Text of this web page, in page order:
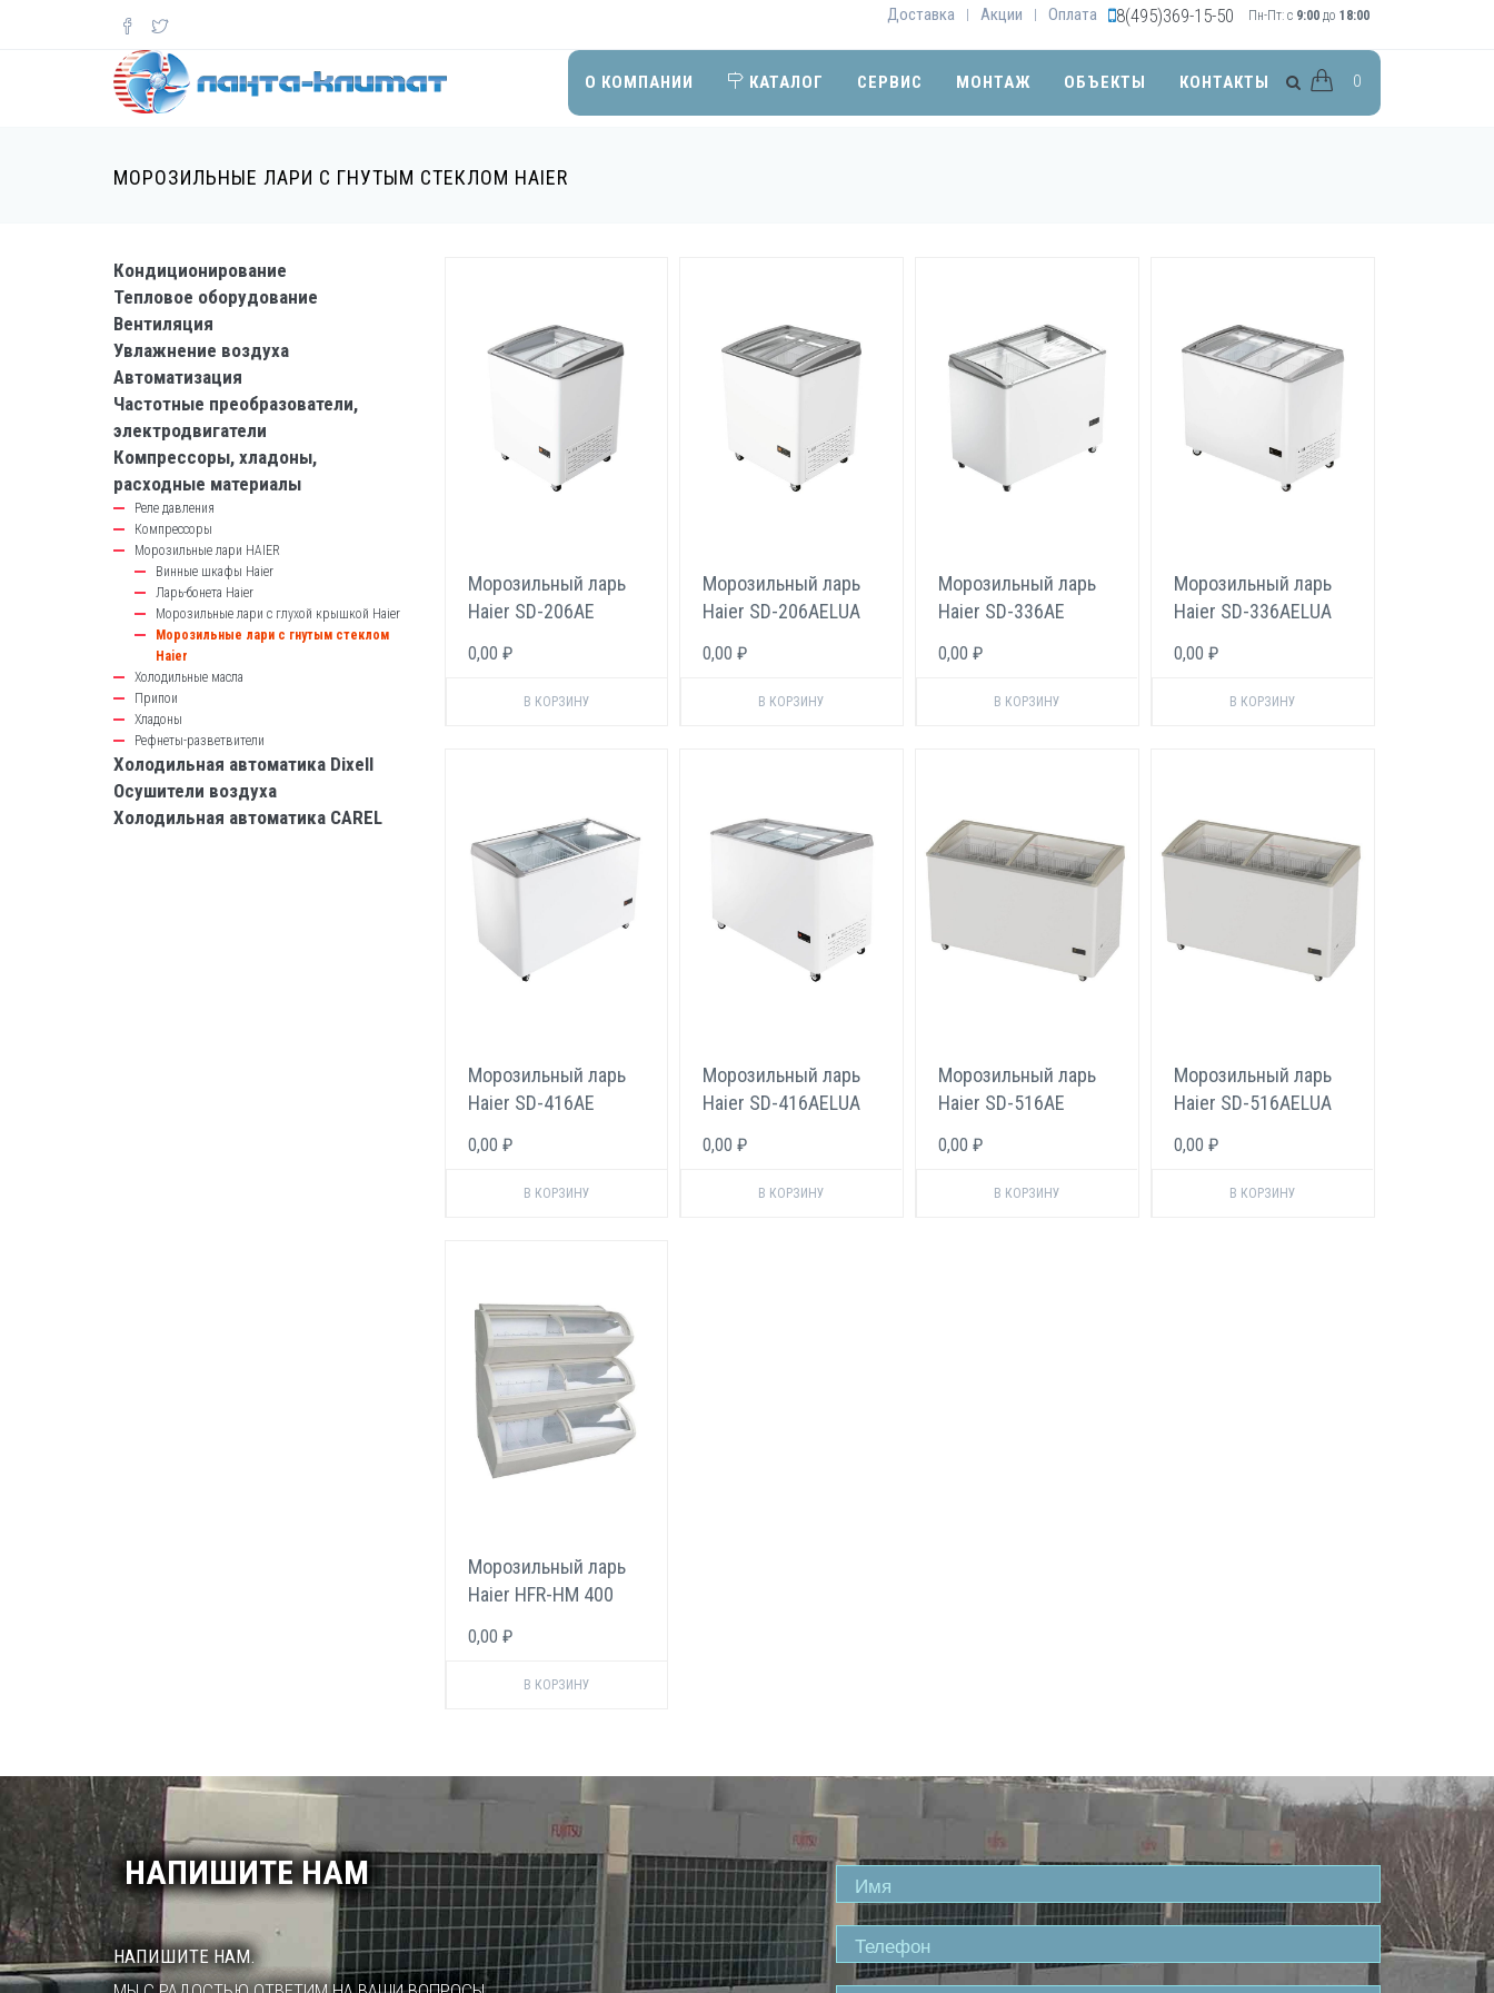
Доставка | Акции | Оплата 8(495)369-15-50 Пн-Пт: с 9:00 до 18:00
О КОМПАНИИ КАТАЛОГ СЕРВИС МОНТАЖ ОБЪЕКТЫ КОНТАКТЫ 0
МОРОЗИЛЬНЫЕ ЛАРИ С ГНУТЫМ СТЕКЛОМ HAIER
catalog-
left-
block
Кондиционирование
Тепловое оборудование
Вентиляция
Увлажнение воздуха
Автоматизация
Частотные преобразователи,
электродвигатели
Компрессоры, хладоны,
расходные материалы
Реле давления
Компрессоры
Морозильные лари HAIER
Винные шкафы Haier
Ларь-бонета Haier
Морозильные лари с глухой крышкой Haier
Морозильные лари с гнутым стеклом
Haier
Холодильные масла
Припои
Хладоны
Рефнеты-разветвители
Холодильная автоматика Dixell
Осушители воздуха
Холодильная автоматика CAREL
Морозильный ларь
Haier SD-206AE
0,00 ₽
Морозильный ларь
Haier SD-206AELUA
0,00 ₽
Морозильный ларь
Haier SD-336AE
0,00 ₽
Морозильный ларь
Haier SD-336AELUA
0,00 ₽
Морозильный ларь
Haier SD-416AE
0,00 ₽
Морозильный ларь
Haier SD-416AELUA
0,00 ₽
Морозильный ларь
Haier SD-516AE
0,00 ₽
Морозильный ларь
Haier SD-516AELUA
0,00 ₽
Морозильный ларь
Haier HFR-HM 400
0,00 ₽
НАПИШИТЕ НАМ
НАПИШИТЕ НАМ.
Name
Phone